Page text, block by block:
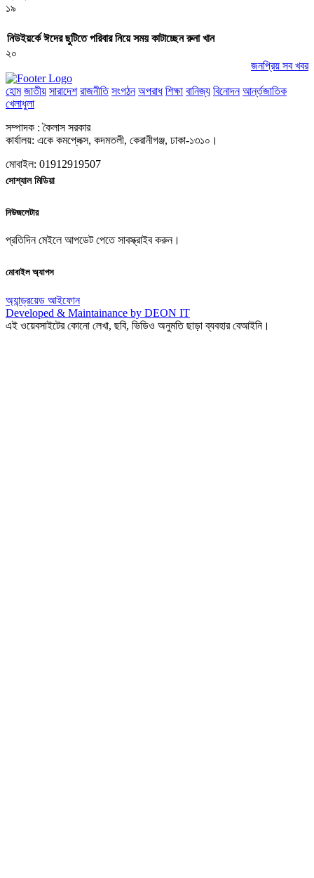
১৯
নিউইয়র্কে ঈদের ছুটিতে পরিবার নিয়ে সময় কাটাচ্ছেন রুনা খান
২০
জনপ্রিয় সব খবর
হোম জাতীয় সারাদেশ রাজনীতি সংগঠন অপরাধ শিক্ষা বানিজ্য বিনোদন আর্ন্তজাতিক
খেলাধুলা
সম্পাদক : কৈলাস সরকার
কার্যালয়: একে কমপ্লেক্স, কদমতলী, কেরানীগঞ্জ, ঢাকা-১৩১০।
মোবাইল: 01912919507
সোশ্যাল মিডিয়া
নিউজলেটার
প্রতিদিন মেইলে আপডেট পেতে সাবস্ক্রাইব করুন।
মোবাইল অ্যাপস
অ্যান্ড্রয়েড আইফোন
Developed & Maintainance by DEON IT
এই ওয়েবসাইটের কোনো লেখা, ছবি, ভিডিও অনুমতি ছাড়া ব্যবহার বেআইনি।